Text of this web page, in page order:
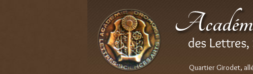
Quartier Girodet,